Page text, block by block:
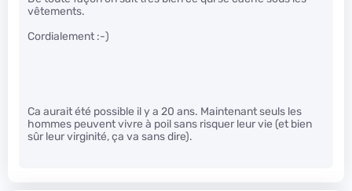
vêtements.
Cordialement :-)
Ca aurait été possible il y a 20 ans. Maintenant seuls les
hommes peuvent vivre à poil sans risquer leur vie (et bien
sûr leur virginité, ça va sans dire).